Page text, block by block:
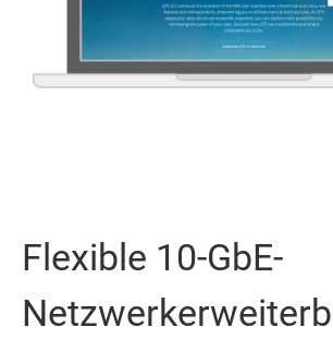
Flexible 10-GbE-